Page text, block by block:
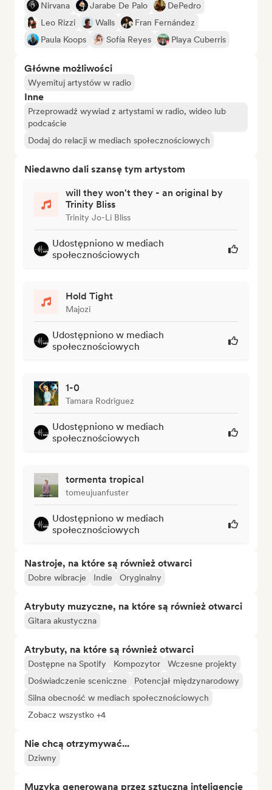
Nirvana Jarabe De Palo
DePedro
Leo Rizzi
Walls
Fran Fernández
Paula Koops
Sofía Reyes Playa Cuberris
Główne możliwości
Wyemituj artystów w radio
Inne
Przeprowadź wywiad z artystami w radio, wideo lub
podcaście
Dodaj do relacji w mediach społecznościowych
Niedawno dali szansę tym artystom
will they won't they - an original by
Trinity Bliss
Trinity Jo-Li Bliss
Udostępniono w mediach
społecznościowych
Hold Tight
Majozi
Udostępniono w mediach
społecznościowych
1-0
Tamara Rodriguez
Udostępniono w mediach
społecznościowych
tormenta tropical
tomeujuanfuster
Udostępniono w mediach
społecznościowych
Nastroje, na które są również otwarci
Dobre wibracje Indie Oryginalny
Atrybuty muzyczne, na które są również otwarci
Gitara akustyczna
Atrybuty, na które są również otwarci
Dostępne na Spotify Kompozytor
Wczesne projekty
Doświadczenie sceniczne
Potencjał międzynarodowy
Silna obecność w mediach społecznościowych
Zobacz wszystko +4
Nie chcą otrzymywać...
Dziwny
Muzyka generowana przez sztuczną inteligencję